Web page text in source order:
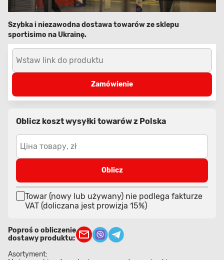
Szybka i niezawodna dostawa towarów ze sklepu
sportisimo na Ukrainę.
Wstaw link do produktu
Zamówienie
Oblicz koszt wysyłki towarów z Polska
Ціна товару, zł
Oblicz
Towar (nowy lub używany) nie podlega fakturze
VAT (doliczana jest prowizja 15%)
Poproś o obliczenie
dostawy produktu:
Asortyment: